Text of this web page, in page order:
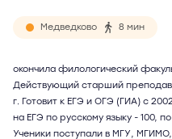
Медведково 8 мин
окончила филологический
Действующий старший
г. Готовит к ЕГЭ и ОГЭ (ГИА) с
на ЕГЭ по русскому языку - 100,
Ученики поступали в МГУ,